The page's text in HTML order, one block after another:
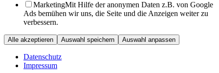
MarketingMit Hilfe der anonymen Daten z.B. von Google
Ads bemühen wir uns, die Seite und die Anzeigen weiter zu
verbessern.
Alle akzeptieren Auswahl speichern Auswahl anpassen
Datenschutz
Impressum